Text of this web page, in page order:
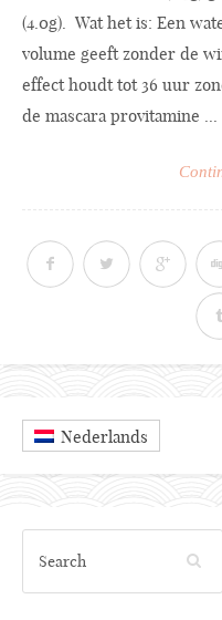
(4.0g). Wat het is: Een
volume geeft zonder de
effect houdt tot 36 uur
de mascara provitamine ...
Nederlands